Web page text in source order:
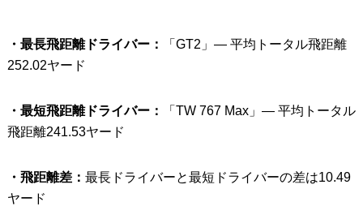
・最長飛距離ドライバー：
「GT2」— 平均トータル飛距離
252.02ヤード
・最短飛距離ドライバー：
「TW 767 Max」— 平均トータル
飛距離241.53ヤード
・飛距離差： 最長ドライバーと最短ドライバーの差は10.49
ヤード